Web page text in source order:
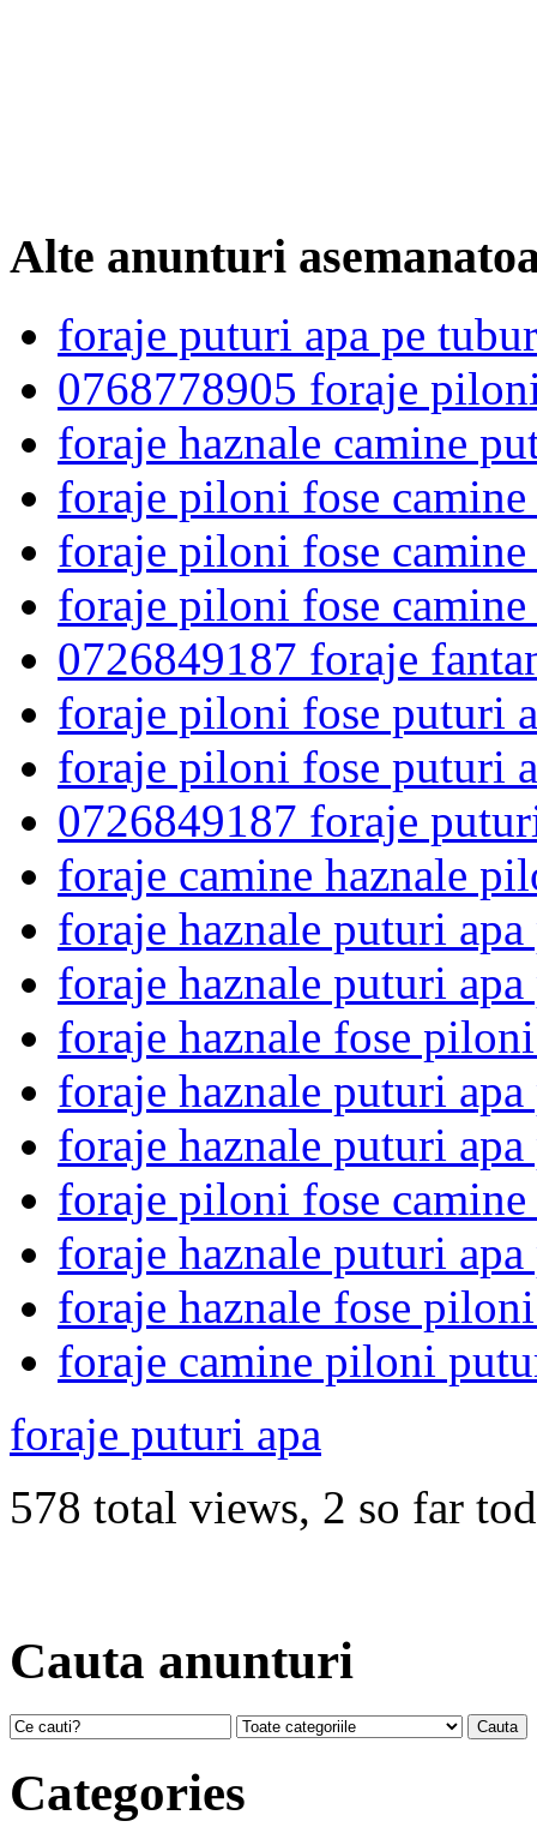
Alte anunturi
foraje puturi apa pe
0768778905 foraje
foraje haznale camine
foraje piloni fose
foraje piloni fose
foraje piloni fose
0726849187 foraje
foraje piloni fose puturi
foraje piloni fose puturi
0726849187 foraje
foraje camine haznale
foraje haznale puturi
foraje haznale puturi
foraje haznale fose
foraje haznale puturi
foraje haznale puturi
foraje piloni fose
foraje haznale puturi
foraje haznale fose
foraje camine piloni
foraje puturi apa
578 total views, 2 so far
Cauta anunturi
Categories